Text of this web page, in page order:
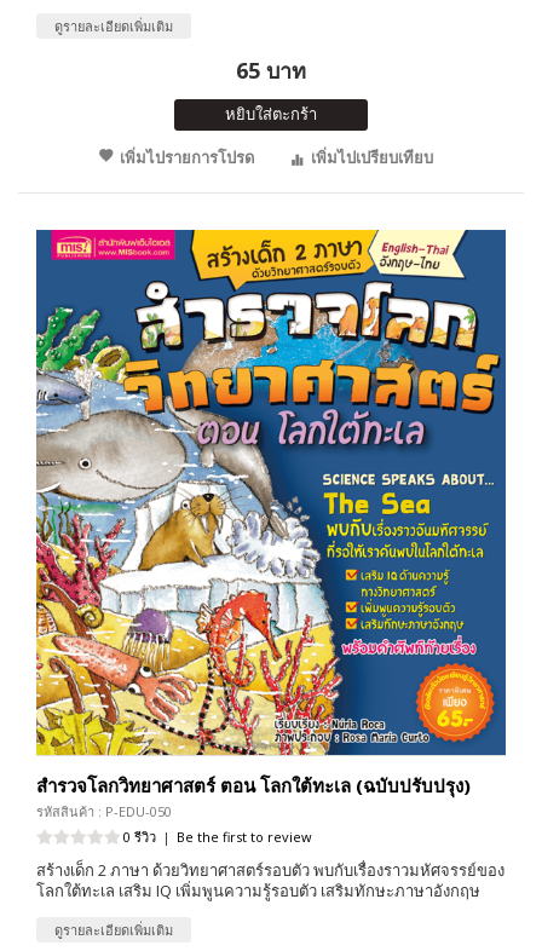
ดูรายละเอียดเพิ่มเติม
65 บาท
หยิบใส่ตะกร้า
เพิ่มไปรายการโปรด
เพิ่มไปเปรียบเทียบ
สำรวจโลกวิทยาศาสตร์ ตอน โลกใต้ทะเล (ฉบับปรับปรุง)
รหัสสินค้า : P-EDU-050
0 รีวิว | Be the first to review
สร้างเด็ก 2 ภาษา ด้วยวิทยาศาสตร์รอบตัว พบกับเรื่องราวมหัศจรรย์ของ
โลกใต้ทะเล เสริม IQ เพิ่มพูนความรู้รอบตัว เสริมทักษะภาษาอังกฤษ
ดูรายละเอียดเพิ่มเติม